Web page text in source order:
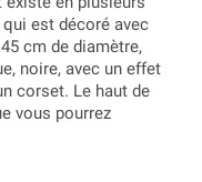
est décoré avec
cm de diamètre,
noire, avec un effet
corset. Le haut de
vous pourrez